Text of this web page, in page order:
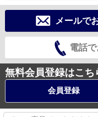
メールで
電話
無料会員登録はこち
会員登録